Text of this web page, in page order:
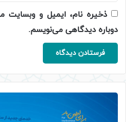
ذخیره نام، ایمیل و وبسایت
دوباره دیدگاهی می‌نویسم.